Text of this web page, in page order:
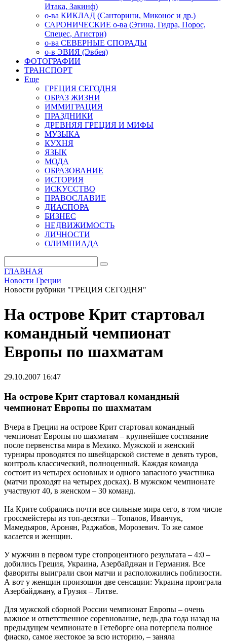
Итака, Закинф)
о-ва КИКЛАД (Санторини, Миконос и др.)
САРОНИЧЕСКИЕ о-ва (Эгина, Гидра, Порос,
Спецес, Агистри)
о-ва СЕВЕРНЫЕ СПОРАДЫ
о-в ЭВИЯ (Эвбея)
ФОТОГРАФИИ
ТРАНСПОРТ
Еще
ГРЕЦИЯ СЕГОДНЯ
ОБРАЗ ЖИЗНИ
ИММИГРАЦИЯ
ПРАЗДНИКИ
ДРЕВНЯЯ ГРЕЦИЯ И МИФЫ
МУЗЫКА
КУХНЯ
ЯЗЫК
МОДА
ОБРАЗОВАНИЕ
ИСТОРИЯ
ИСКУССТВО
ПРАВОСЛАВИЕ
ДИАСПОРА
БИЗНЕС
НЕДВИЖИМОСТЬ
ЛИЧНОСТИ
ОЛИМПИАДА
ГЛАВНАЯ
Новости Греции
Новости рубрики "ГРЕЦИЯ СЕГОДНЯ"
На острове Крит стартовал
командный чемпионат
Европы по шахматам
29.10.2007 16:47
На острове Крит стартовал командный
чемпионат Европы по шахматам
Вчера в Греции на острове Крит стартовал командный
чемпионат Европы по шахматам – крупнейшее состязание
после первенства мира в Мехико. Мужской и женский
турниры проводятся по швейцарской системе в девять туров,
контроль классический, полноценный. Каждая команда
состоит из четырех основных и одного запасного участника
(матчи проходят на четырех досках). В мужском чемпионате
участвуют 40, в женском – 30 команд.
На Крите собрались почти все сильные мира сего, в том числе
гроссмейстеры из топ-десятки – Топалов, Иванчук,
Мамедьяров, Аронян, Раджабов, Морозевич. То же самое
касается и женщин.
У мужчин в первом туре стопроцентного результата – 4:0 –
добились Греция, Украина, Азербайджан и Германия. Все
фавориты выиграли свои матчи и расположились поблизости.
А вот у женщин произошли две сенсации: Украина проиграла
Азербайджану, а Грузия – Литве.
Для мужской сборной России чемпионат Европы – очень
важное и ответственное соревнование, ведь два года назад на
предыдущем чемпионате в Гетеборге она потерпела полное
фиаско, самое жестокое за всю историю, – заняла